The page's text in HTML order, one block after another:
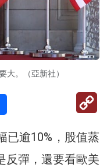
大。（亞新社）
已逾10%，股值蒸
反彈，還要看歐美